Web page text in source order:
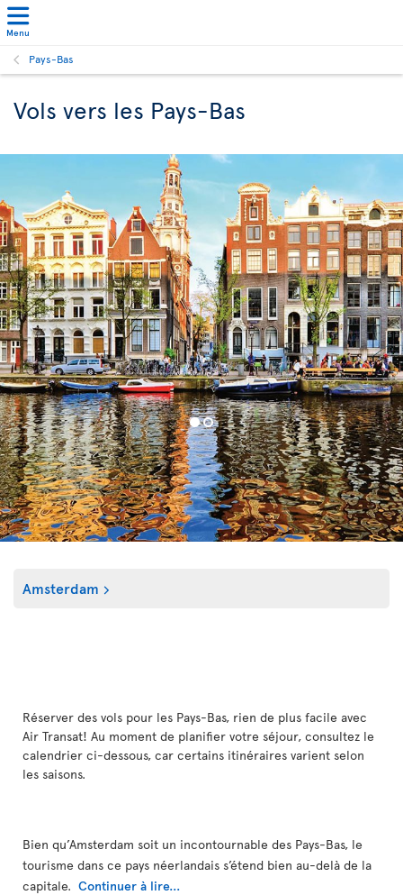
Menu
Pays-Bas
Vols vers les Pays-Bas
Amsterdam
Réserver des vols pour les Pays-Bas, rien de plus facile avec
Air Transat! Au moment de planifier votre séjour, consultez le
calendrier ci-dessous, car certains itinéraires varient selon
les saisons.
Bien qu’Amsterdam soit un incontournable des Pays-Bas, le
tourisme dans ce pays néerlandais s’étend bien au-delà de la
capitale. Continuer à lire...